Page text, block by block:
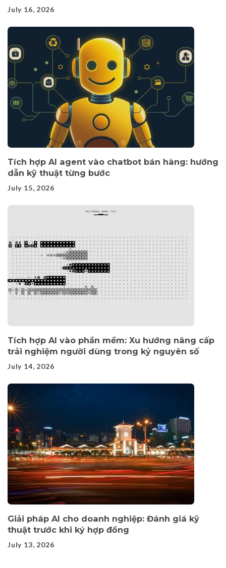
July 16, 2026
Tích hợp AI agent vào chatbot bán hàng: hướng
dẫn kỹ thuật từng bước
July 15, 2026
Tích hợp AI vào phần mềm: Xu hướng nâng cấp
trải nghiệm người dùng trong kỷ nguyên số
July 14, 2026
Giải pháp AI cho doanh nghiệp: Đánh giá kỹ
thuật trước khi ký hợp đồng
July 13, 2026